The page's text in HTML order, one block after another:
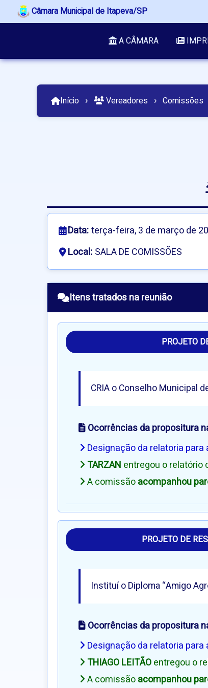
Câmara Municipal de Itapeva/SP
A CÂMARA
Início › Vereadores › Comissões
Data:terça-feira, 3 de março de
Local: SALA DE COMISSÕES
Itens tratados na reunião
PROJETO
CRIA o Conselho Municipal
Ocorrências da propositura
Designação da relatoria
TARZAN entregou o relatório
A comissãoacompanhou
PROJETO DE
Instituí o Diploma “Amigo
Ocorrências da propositura
Designação da relatoria
THIAGO LEITÃOentregou o
A comissãoacompanhou